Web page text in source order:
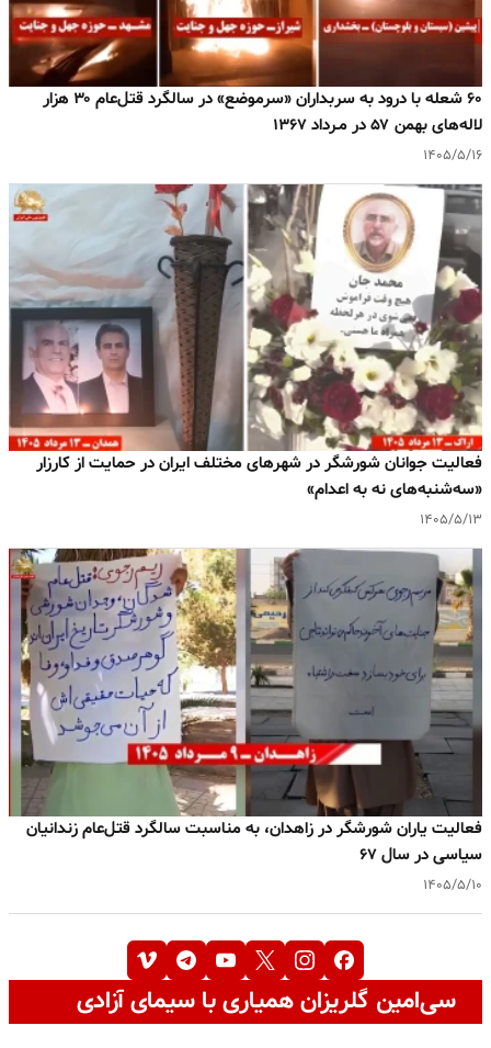
۶۰ شعله با درود به سربداران «سرموضع» در سالگرد قتل‌عام ۳۰ هزار
لاله‌های بهمن ۵۷ در مـرداد ۱۳۶۷
۱۴۰۵/۵/۱۶
فعالیت جوانان شورشگر در شهرهای مختلف ایران در حمایت از کارزار
«سه‌شنبه‌های نه به اعدام»
۱۴۰۵/۵/۱۳
فعالیت یاران شورشگر در زاهدان، به مناسبت سالگرد قتل‌عام زندانیان
سیاسی در سال ۶۷
۱۴۰۵/۵/۱۰
سی‌امین گلریزان همیاری با سیمای آزادی